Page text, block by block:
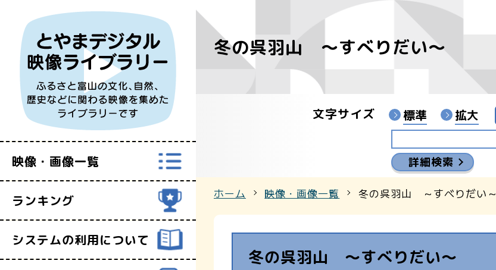
映像・画像一覧
すべての映像
富山県映像センターYouTubeチャンネル
ランキング
システムの利用について
冬の呉羽山 ～すべりだい～
文字サイズ 標準 拡大
詳細検索
ホーム 映像・画像一覧 冬の呉羽山 ～すべりだい～
冬の呉羽山 ～すべりだい～